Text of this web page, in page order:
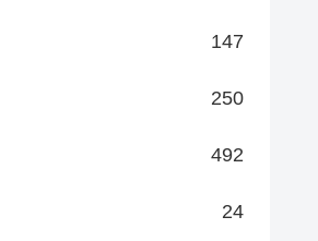
147
250
492
24